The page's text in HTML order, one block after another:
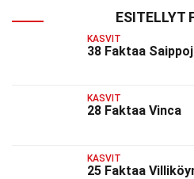
ESITELLYT
KASVIT
38 Faktaa
KASVIT
28 Faktaa Vinca
KASVIT
25 Faktaa